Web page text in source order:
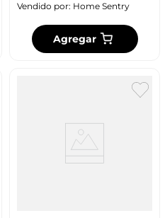
Vendido por: Home Sentry
Agregar